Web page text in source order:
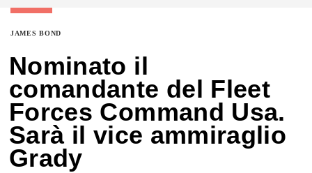
JAMES BOND
Nominato il
comandante del Fleet
Forces Command Usa.
Sarà il vice ammiraglio
Grady